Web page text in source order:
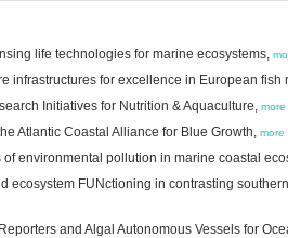
life technologies for marine ecosystems, more
infrastructures for excellence in European fish
Initiatives for Nutrition & Aquaculture, more
Atlantic Coastal Alliance for Blue Growth, more
of environmental pollution in marine coastal
ecosystem FUNctioning in contrasting southern
and Algal Autonomous Vessels for